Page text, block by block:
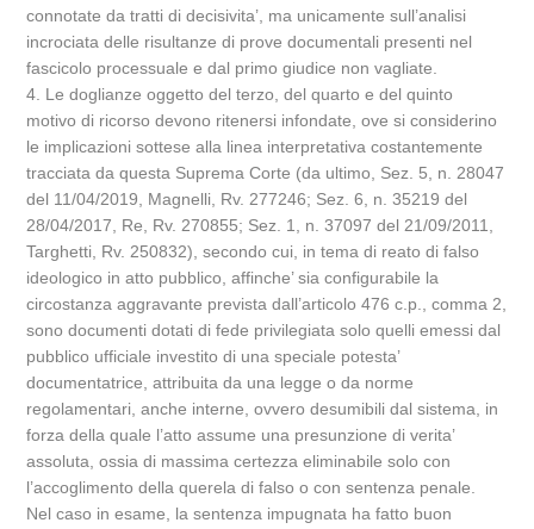
connotate da tratti di decisivita’, ma unicamente sull’analisi
incrociata delle risultanze di prove documentali presenti nel
fascicolo processuale e dal primo giudice non vagliate.
4. Le doglianze oggetto del terzo, del quarto e del quinto
motivo di ricorso devono ritenersi infondate, ove si considerino
le implicazioni sottese alla linea interpretativa costantemente
tracciata da questa Suprema Corte (da ultimo, Sez. 5, n. 28047
del 11/04/2019, Magnelli, Rv. 277246; Sez. 6, n. 35219 del
28/04/2017, Re, Rv. 270855; Sez. 1, n. 37097 del 21/09/2011,
Targhetti, Rv. 250832), secondo cui, in tema di reato di falso
ideologico in atto pubblico, affinche’ sia configurabile la
circostanza aggravante prevista dall’articolo 476 c.p., comma 2,
sono documenti dotati di fede privilegiata solo quelli emessi dal
pubblico ufficiale investito di una speciale potesta’
documentatrice, attribuita da una legge o da norme
regolamentari, anche interne, ovvero desumibili dal sistema, in
forza della quale l’atto assume una presunzione di verita’
assoluta, ossia di massima certezza eliminabile solo con
l’accoglimento della querela di falso o con sentenza penale.
Nel caso in esame, la sentenza impugnata ha fatto buon